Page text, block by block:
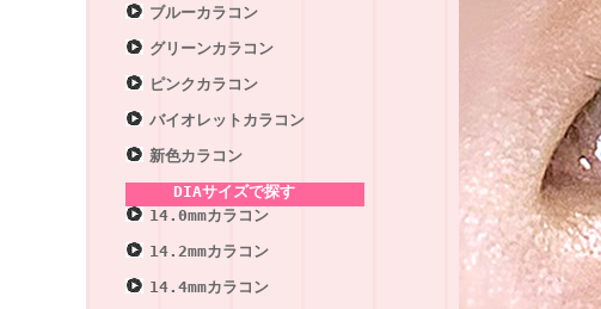
ブルーカラコン
グリーンカラコン
ピンクカラコン
バイオレットカラコン
新色カラコン
DIAサイズで探す
14.0mmカラコン
14.2mmカラコン
14.4mmカラコン